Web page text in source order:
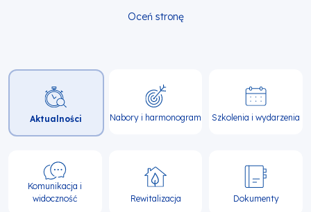
Oceń stronę
Główna
nawigacja
Aktualności Nabory i harmonogram Szkolenia i wydarzenia
Komunikacja i
widoczność
Rewitalizacja Dokumenty